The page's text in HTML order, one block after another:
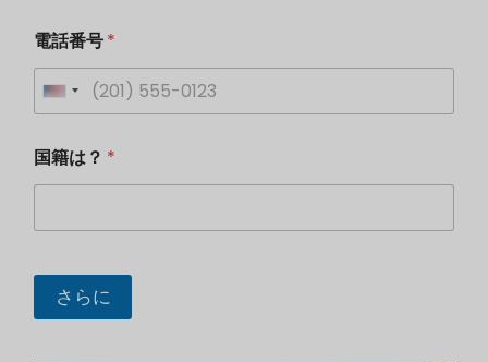
電話番号*
U
i
t
ü
r
N
国籍は？ *
さらに